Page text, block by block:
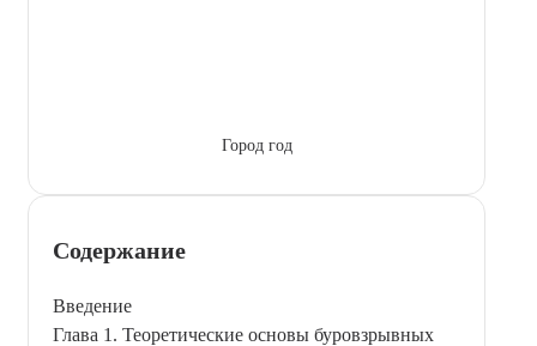
Город год
Содержание
Введение
Глава 1. Теоретические основы буровзрывных